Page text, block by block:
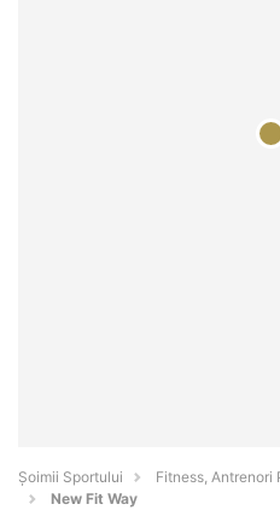
Șoimii Sportului
Fitness, Antrenori
New Fit Way